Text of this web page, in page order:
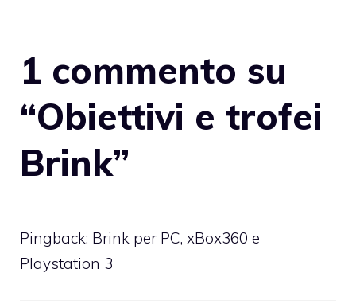
1 commento su
“Obiettivi e trofei
Brink”
Pingback: Brink per PC, xBox360 e
Playstation 3